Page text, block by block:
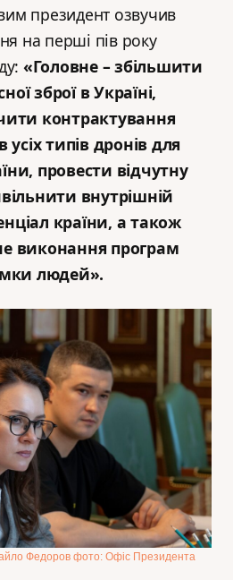
президент озвучив
на перші пів року
«Головне – збільшити
зброї в Україні,
контрактування
усіх типів дронів для
провести відчутну
внутрішній
країни, а також
виконання програм
людей».
Федоров фото: Офіс Президента